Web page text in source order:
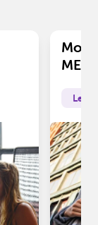
ME?
Leia